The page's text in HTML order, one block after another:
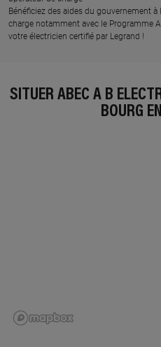
Bénéficiez des aides du gouvernement à
charge notamment avec le Programme
votre électricien certifié par Legrand !
SITUER ABEC A B
BOURG